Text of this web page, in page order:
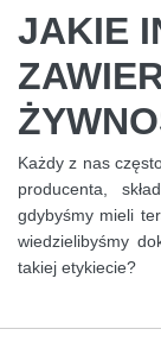
JAKIE
Każdy z nas
producenta,
gdybyśmy mieli
wiedzielibyśmy
takiej etykiecie?